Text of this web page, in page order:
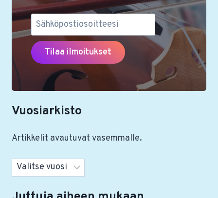
Vuosiarkisto
Artikkelit avautuvat vasemmalle.
Arkistot